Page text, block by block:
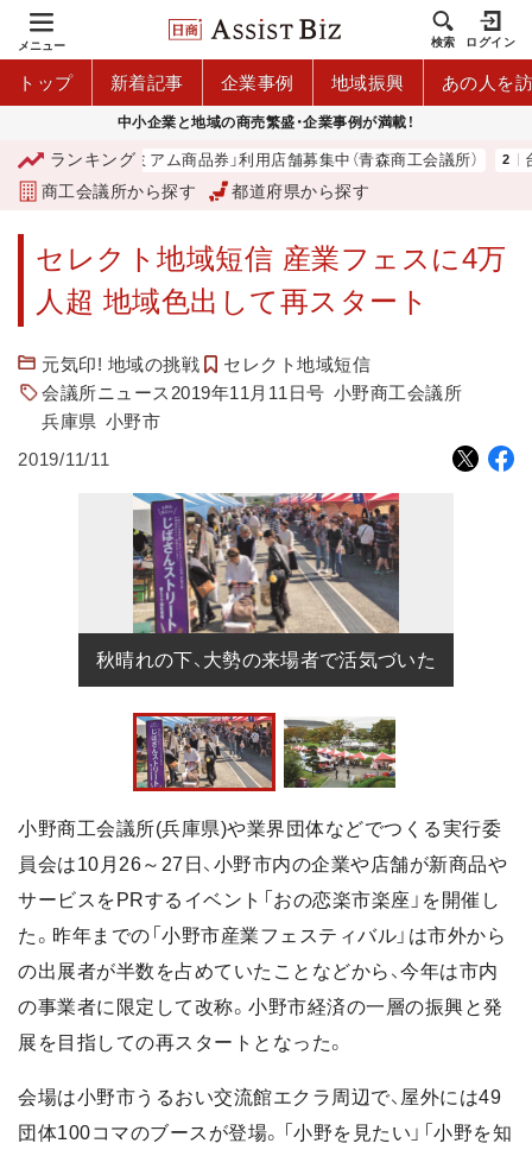
メニュー 検索 ログイン
トップ 新着記事 企業事例 地域振興 あの人を
中小企業と地域の商売繁盛・企業事例が満載！
ランキング
「青森市プレミアム商品券」利用店舗募集中（青森商工会議所） 台
商工会議所から探す 都道府県から探す
セレクト地域短信 産業フェスに4万
人超 地域色出して再スタート
元気印! 地域の挑戦
セレクト地域短信
会議所ニュース2019年11月11日号 小野商工会議所
兵庫県 小野市
2019/11/11
秋晴れの下、大勢の来場者で活気づいた
小野商工会議所(兵庫県)や業界団体などでつくる実行委
員会は10月26～27日、小野市内の企業や店舗が新商品や
サービスをPRするイベント「おの恋楽市楽座」を開催し
た。昨年までの「小野市産業フェスティバル」は市外から
の出展者が半数を占めていたことなどから、今年は市内
の事業者に限定して改称。小野市経済の一層の振興と発
展を目指しての再スタートとなった。
会場は小野市うるおい交流館エクラ周辺で、屋外には49
団体100コマのブースが登場。「小野を見たい」「小野を知